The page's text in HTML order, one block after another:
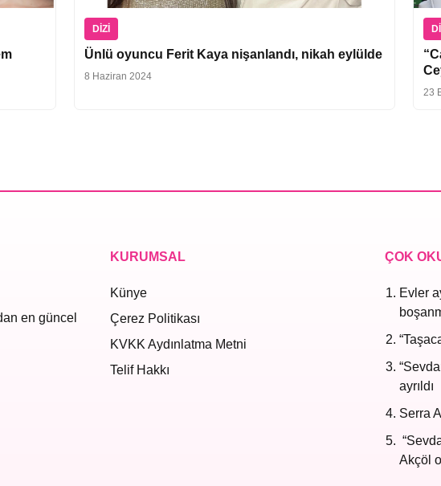
DIZI
Ünlü oyuncu Ferit Kaya nişanlandı, nikah eylülde
8 Haziran 2024
23
en güncel
KURUMSAL
Künye
Çerez Politikası
KVKK Aydınlatma Metni
Telif Hakkı
ÇOK
Evler
ayrıldı
Serra
Akçöl